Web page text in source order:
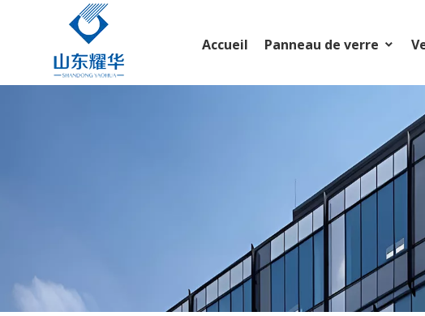
Accueil Panneau de verre